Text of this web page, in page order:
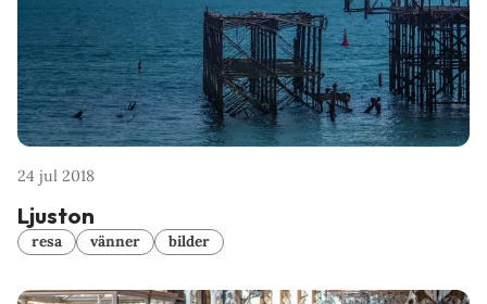
24 jul 2018
Ljuston
resa vänner bilder